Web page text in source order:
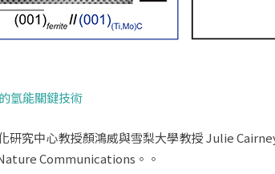
氫能關鍵技術
研究中心教授顏鴻威與雪梨大學教授 Julie
Communications。。